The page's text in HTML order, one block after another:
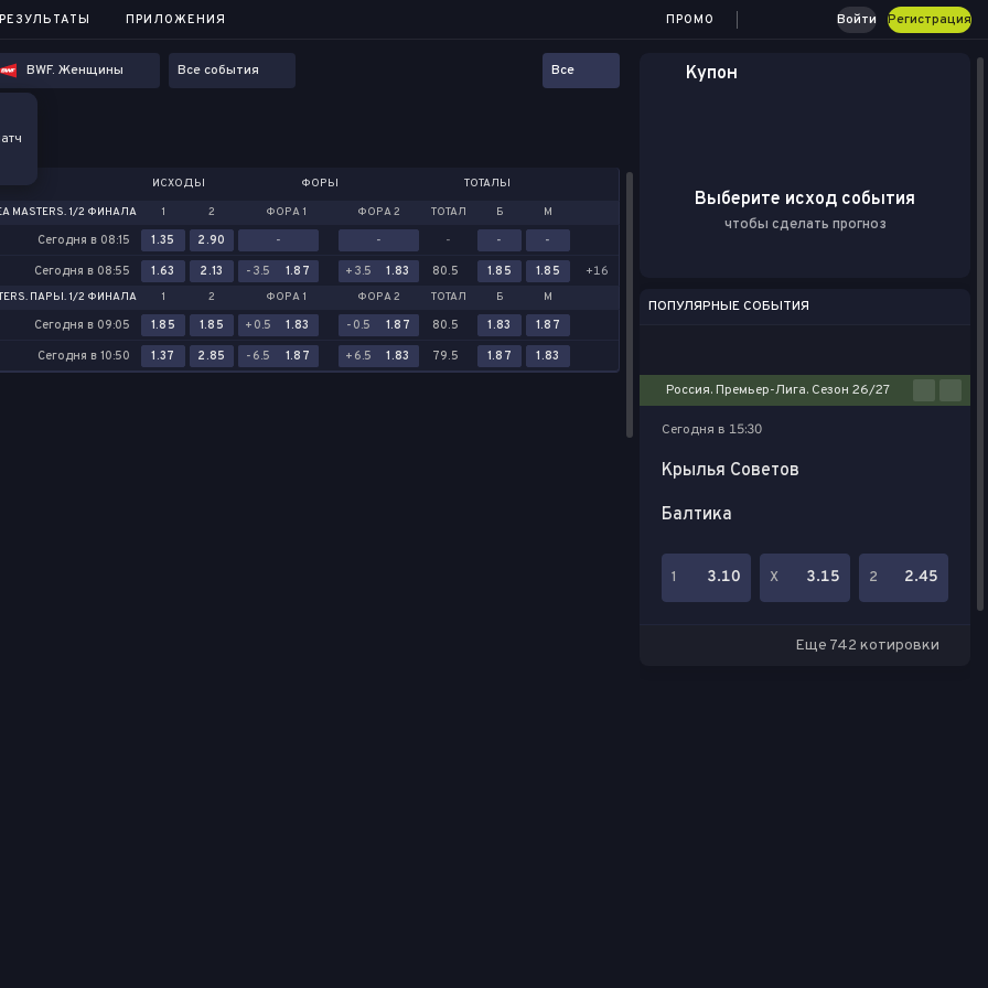
РЕЗУЛЬТАТЫ ПРИЛОЖЕНИЯ
РЕЗУЛЬТАТЫ ПРИЛОЖЕНИЯ ПРОМО Войти Регистрация
BWF. Женщины Все события Все
ИСХОДЫ ФОРЫ
ТОТАЛЫ
MASTERS. 1/2 ФИНАЛА
1 2 ФОРА 1 ФОРА 2 ТОТАЛ Б М
Сегодня в 08:15 1.35 2.90 - - - -
-
Сегодня в 08:55 1.63 2.13 -3.5 1.87 +3.5 1.83 80.5 1.85 1.85 +16
ПАРЫ. 1/2 ФИНАЛА 1 2 ФОРА 1 ФОРА 2 ТОТАЛ Б М
Сегодня в 09:05 1.85 1.85 +0.5 1.83 -0.5 1.87 80.5 1.83
1.87
Сегодня в 10:50 1.37 2.85 -6.5 1.87 +6.5 1.83 79.5 1.87 1.83
Купон
Выберите исход события
чтобы сделать прогноз
ПОПУЛЯРНЫЕ СОБЫТИЯ
Россия. Премьер-Лига. Сезон 26/27
Сегодня в 15:30
Крылья Советов
Балтика
1 3.10 Х 3.15 2 2.45
Еще 742 котировки